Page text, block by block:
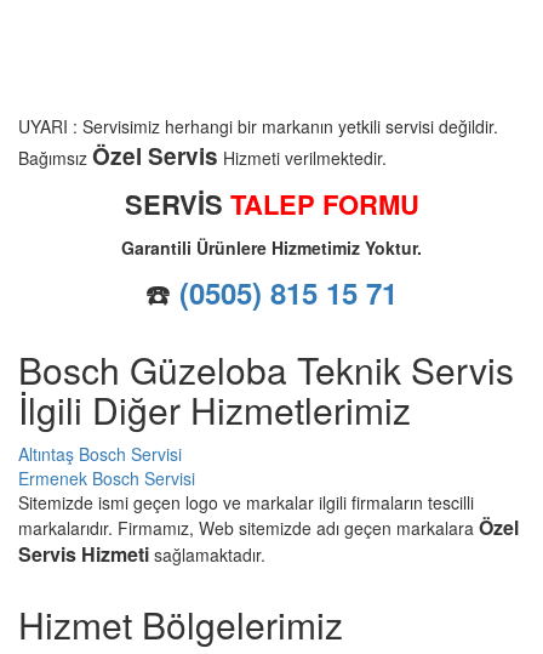
UYARI : Servisimiz herhangi bir markanın yetkili servisi değildir.
Bağımsız Özel Servis Hizmeti verilmektedir.
SERVİS TALEP FORMU
Garantili Ürünlere Hizmetimiz Yoktur.
☎️ (0505) 815 15 71
Bosch Güzeloba Teknik Servis
İlgili Diğer Hizmetlerimiz
Altıntaş Bosch Servisi
Ermenek Bosch Servisi
Sitemizde ismi geçen logo ve markalar ilgili firmaların tescilli
markalarıdır. Firmamız, Web sitemizde adı geçen markalara Özel
Servis Hizmeti sağlamaktadır.
Hizmet Bölgelerimiz